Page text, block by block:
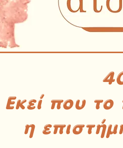
Εκεί που
η